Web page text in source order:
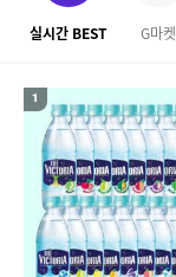
12 forever21
침대 매트리스
17 갤럭시 탭 A
19 나노 게르마늄
20 갤럭시탭 s6lite
실시간 BEST G마켓
1